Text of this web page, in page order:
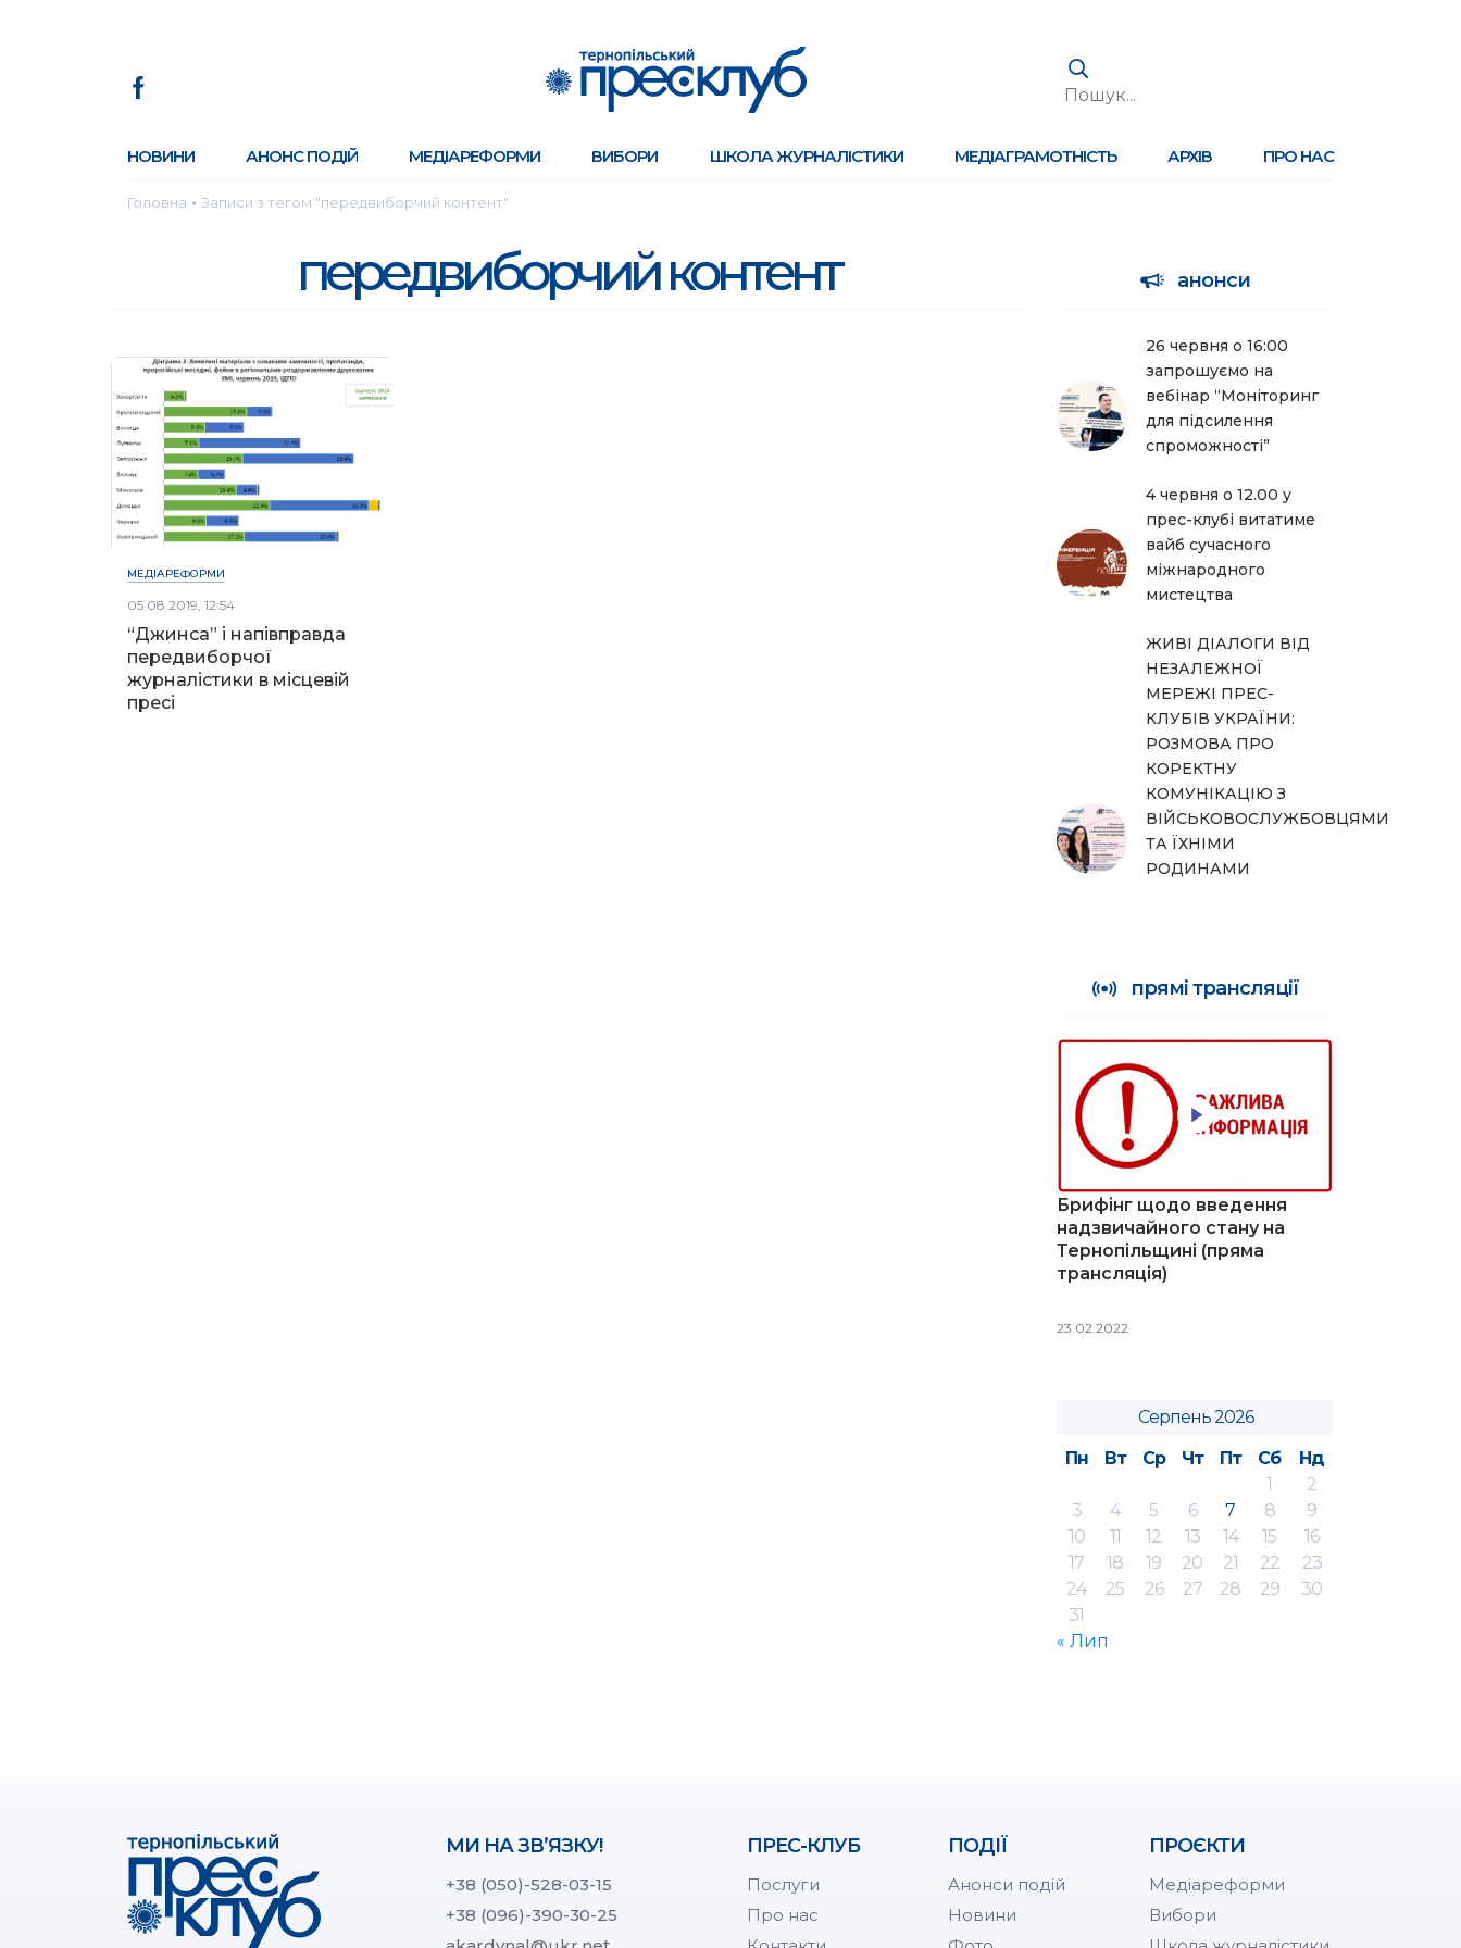
НОВИНИ АНОНС ПОДІЙ МЕДІАРЕФОРМИ ВИБОРИ ШКОЛА ЖУРНАЛІСТИКИ МЕДІАГРАМОТНІСТЬ АРХІВ ПРО НАС
Головна ● Записи з тегом "передвиборчий контент"
передвиборчий контент
МЕДІАРЕФОРМИ
05.08.2019, 12:54
“Джинса” і напівправда
передвиборчої
журналістики в місцевій
пресі
анонси
26 червня о 16:00
запрошуємо на
вебінар “Моніторинг
для підсилення
спроможності”
4 червня о 12.00 у
прес-клубі витатиме
вайб сучасного
міжнародного
мистецтва
ЖИВІ ДІАЛОГИ ВІД
НЕЗАЛЕЖНОЇ
МЕРЕЖІ ПРЕС-
КЛУБІВ УКРАЇНИ:
РОЗМОВА ПРО
КОРЕКТНУ
КОМУНІКАЦІЮ З
ВІЙСЬКОВОСЛУЖБОВЦЯМИ
ТА ЇХНІМИ
РОДИНАМИ
прямі трансляції
Брифінг щодо введення
надзвичайного стану на
Тернопільщині (пряма
трансляція)
23.02.2022
Серпень 2026
Пн
Вт Ср Чт Пт Сб
Нд
1
2
3
4 5 6 7 8
9
10
11 12 13 14 15
16
17
18 19 20 21 22
23
24
25 26 27 28 29
30
31
« Лип
МИ НА ЗВ’ЯЗКУ!
+38 (050)-528-03-15
+38 (096)-390-30-25
ПРЕС-КЛУБ
Послуги
Про нас
ПОДІЇ
Анонси подій
Новини
ПРОЄКТИ
Медіареформи
Вибори